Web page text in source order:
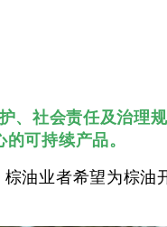
、社会责任及治理
可持续产品。
油业者希望为棕油